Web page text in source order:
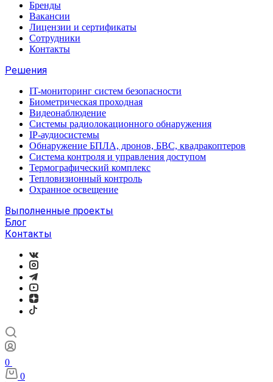
Бренды
Вакансии
Лицензии и сертификаты
Сотрудники
Контакты
Решения
IT-мониторинг систем безопасности
Биометрическая проходная
Видеонаблюдение
Системы радиолокационного обнаружения
IP-аудиосистемы
Обнаружение БПЛА, дронов, БВС, квадракоптеров
Система контроля и управления доступом
Термографический комплекс
Тепловизионный контроль
Охранное освещение
Выполненные проекты
Блог
Контакты
0
0